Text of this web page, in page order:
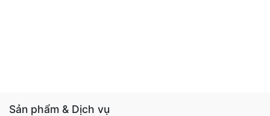
Sản phẩm & Dịch vụ